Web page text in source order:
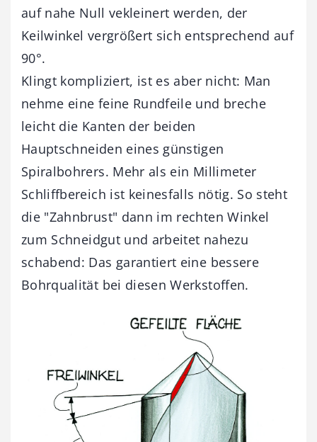
auf nahe Null vekleinert werden, der
Keilwinkel vergrößert sich entsprechend auf
90°.
Klingt kompliziert, ist es aber nicht: Man
nehme eine feine Rundfeile und breche
leicht die Kanten der beiden
Hauptschneiden eines günstigen
Spiralbohrers. Mehr als ein Millimeter
Schliffbereich ist keinesfalls nötig. So steht
die "Zahnbrust" dann im rechten Winkel
zum Schneidgut und arbeitet nahezu
schabend: Das garantiert eine bessere
Bohrqualität bei diesen Werkstoffen.